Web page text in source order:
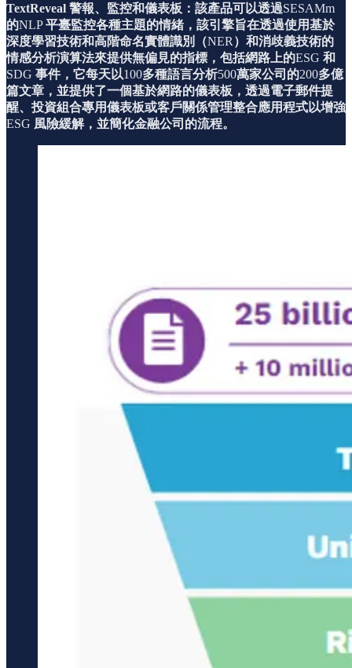
TextReveal 警報、監控和儀表板：該產品可以透過SESAMm
的NLP平臺監控各種主題的情緒，該引擎旨在透過使用基於
深度學習技術和高階命名實體識別（NER ）和消歧義技術的
情感分析演算法來提供無偏見的指標，包括網路上的ESG 和
SDG 事件，它每天以100多種語言分析500萬家公司的200多億
篇文章，並提供了一個基於網路的儀表板，透過電子郵件提
醒、投資組合專用儀表板或客戶關係管理整合應用程式以增強
ESG 風險緩解，並簡化金融公司的流程。